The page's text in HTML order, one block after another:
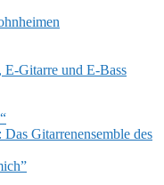
und E‑Bass
Gitarrenensemble des